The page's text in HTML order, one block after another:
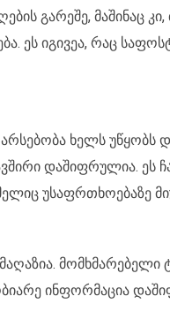
გარეშე, მაშინაც
ეს იგივეა, რაც
არსებობა ხელს უწყობს
დაშიფრულია. ეს
უსაფრთხოებაზე
მომხმარებელი
ინფორმაცია